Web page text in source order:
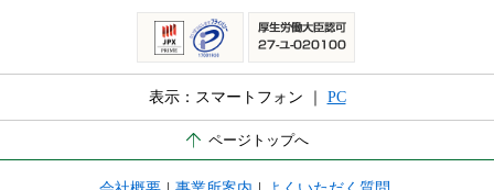
表示：スマートフォン ｜ PC
ページトップへ